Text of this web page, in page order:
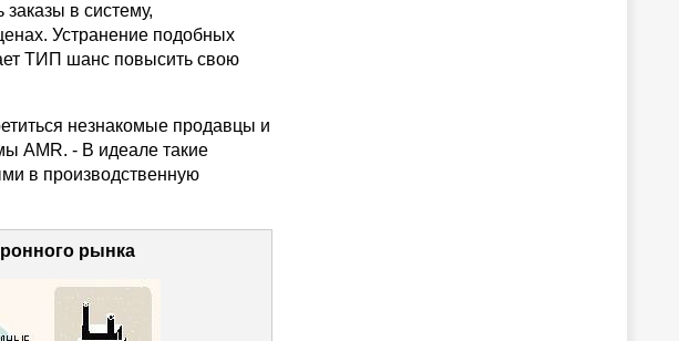
в систему,
Устранение подобных
ТИП шанс повысить свою
незнакомые продавцы и
AMR. - В идеале такие
в производственную
рынка